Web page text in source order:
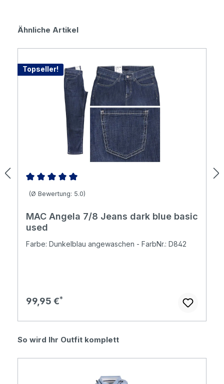
Produktgalerie überspringen
Ähnliche Artikel
Topseller!
Durchschnittliche Bewertung von 5 von 5 Sternen
(Ø Bewertung: 5.0)
MAC Angela 7/8 Jeans dark blue basic
used
Farbe: Dunkelblau angewaschen - FarbNr.: D842
Regulärer Preis:
99,95 €
Produktgalerie überspringen
So wird Ihr Outfit komplett